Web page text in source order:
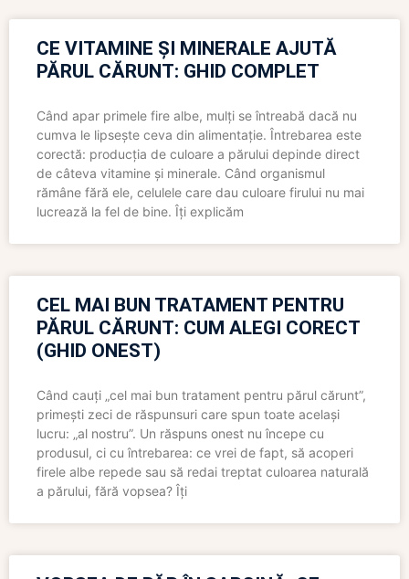
CE VITAMINE ȘI MINERALE AJUTĂ
PĂRUL CĂRUNT: GHID COMPLET
Când apar primele fire albe, mulți se întreabă dacă nu
cumva le lipsește ceva din alimentație. Întrebarea este
corectă: producția de culoare a părului depinde direct
de câteva vitamine și minerale. Când organismul
rămâne fără ele, celulele care dau culoare firului nu mai
lucrează la fel de bine. Îți explicăm
CEL MAI BUN TRATAMENT PENTRU
PĂRUL CĂRUNT: CUM ALEGI CORECT
(GHID ONEST)
Când cauți „cel mai bun tratament pentru părul cărunt”,
primești zeci de răspunsuri care spun toate același
lucru: „al nostru”. Un răspuns onest nu începe cu
produsul, ci cu întrebarea: ce vrei de fapt, să acoperi
firele albe repede sau să redai treptat culoarea naturală
a părului, fără vopsea? Îți